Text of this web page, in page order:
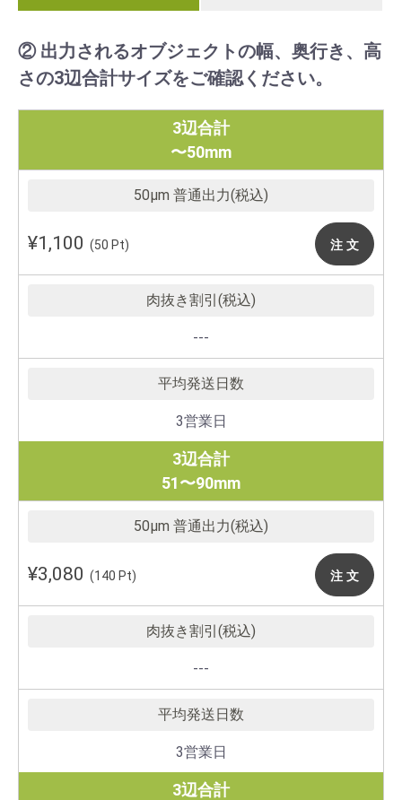
② 出力されるオブジェクトの幅、奥行き、高
さの3辺合計サイズをご確認ください。
3辺合計
〜50mm
¥1,100 (50 Pt) 注 文
---
3営業日
3辺合計
51〜90mm
¥3,080 (140 Pt) 注 文
---
3営業日
3辺合計